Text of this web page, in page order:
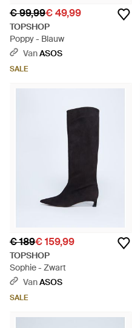
€ 99,99€ 49,99
TOPSHOP
Poppy - Blauw
VanASOS
SALE
€ 189€ 159,99
TOPSHOP
Sophie - Zwart
VanASOS
SALE